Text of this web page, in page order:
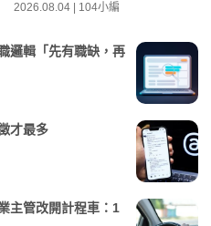
2026.08.04 | 104小編
邏輯「先有職缺，再
才最多
主管改開計程車：1